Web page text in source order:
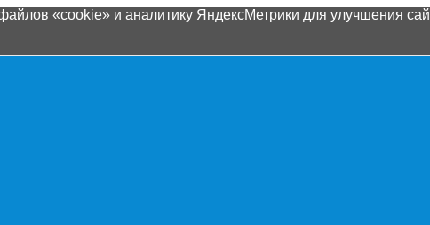
«cookie» и аналитику ЯндексМетрики для улучшения